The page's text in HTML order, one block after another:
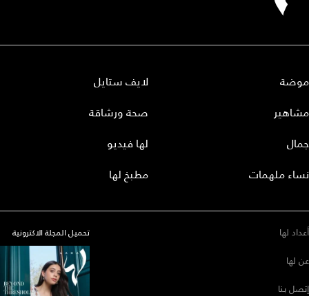
موضة
مشاهير
جمال
نساء ملهمات
لايف ستايل
صحة ورشاقة
لها فيديو
مطبخ لها
أعداد لها
عن لها
إتصل بنا
تحميل المجلة الاكترونية